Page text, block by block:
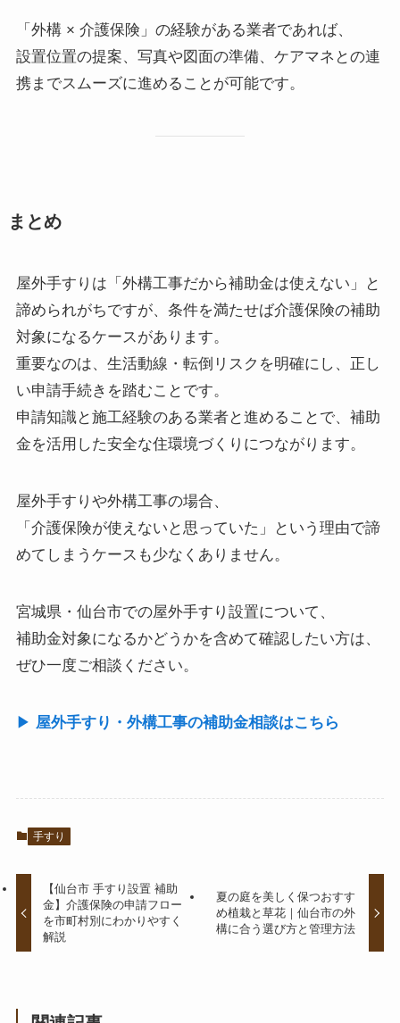
「外構 × 介護保険」の経験がある業者であれば、
設置位置の提案、写真や図面の準備、ケアマネとの連
携までスムーズに進めることが可能です。
まとめ
屋外手すりは「外構工事だから補助金は使えない」と
諦められがちですが、条件を満たせば介護保険の補助
対象になるケースがあります。
重要なのは、生活動線・転倒リスクを明確にし、正し
い申請手続きを踏むことです。
申請知識と施工経験のある業者と進めることで、補助
金を活用した安全な住環境づくりにつながります。
屋外手すりや外構工事の場合、
「介護保険が使えないと思っていた」という理由で諦
めてしまうケースも少なくありません。
宮城県・仙台市での屋外手すり設置について、
補助金対象になるかどうかを含めて確認したい方は、
ぜひ一度ご相談ください。
▶︎ 屋外手すり・外構工事の補助金相談はこちら
手すり
【仙台市 手すり設置 補助
金】介護保険の申請フロー
を市町村別にわかりやすく
解説
夏の庭を美しく保つおすす
め植栽と草花｜仙台市の外
構に合う選び方と管理方法